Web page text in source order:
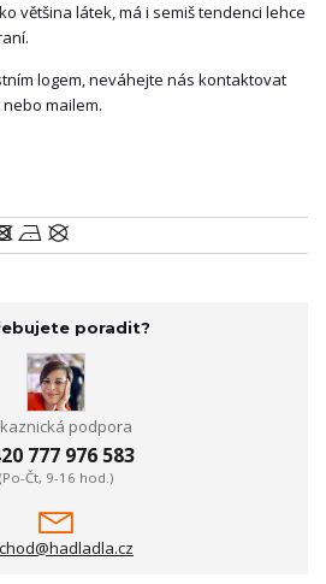
většina látek, má i semiš tendenci lehce
logem, neváhejte nás kontaktovat
nebo mailem.
poradit?
podpora
777 976 583
(Po-Čt, 9-16 hod.)